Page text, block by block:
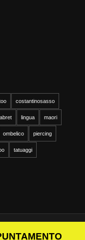
costantinosasso
labret lingua maori
ombelico piercing
tatuaggi